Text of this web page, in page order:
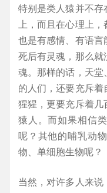
特别是类人猿并不
上，而且在心理上
也是有感情、有语言
死后有灵魂，那么就
魂。那样的话，天
的人们，还要充斥
猩猩，更要充斥着
猿人。而如果相信
呢？其他的哺乳动
物、单细胞生物呢？
当然，对许多人来